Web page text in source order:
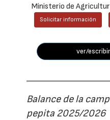
Ministerio de
Solicitar información
ver/
Balance de la
pepita 2025/2026